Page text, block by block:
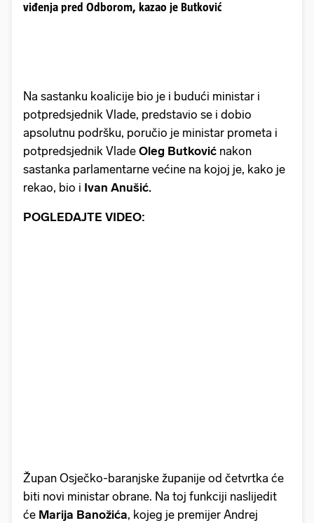
viđenja pred Odborom, kazao je Butković
Na sastanku koalicije bio je i budući ministar i
potpredsjednik Vlade, predstavio se i dobio
apsolutnu podršku, poručio je ministar prometa i
potpredsjednik Vlade Oleg Butković nakon
sastanka parlamentarne većine na kojoj je, kako je
rekao, bio i Ivan Anušić.
POGLEDAJTE VIDEO:
Župan Osječko-baranjske županije od četvrtka će
biti novi ministar obrane. Na toj funkciji naslijedit
će Marija Banožića, kojeg je premijer Andrej